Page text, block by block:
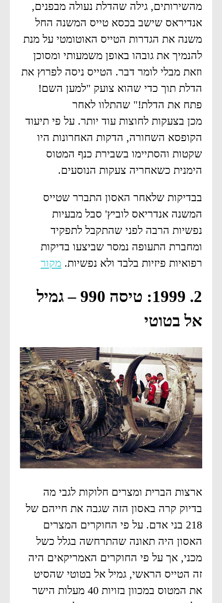
מהשירותים, גילה שהדלת נעולה מבפנים,
אנדיראס שישב בכסא טייס המשנה החל
משנה את הגדרות הטייס האוטומטי על מנת
להנמיך את גובהו באופן משמעותי ומסוכן
וזאת מבלי לומר דבר. הטייס ניסה לפרוץ את
הדלת תוך כדי שהוא צועק "למען השם!
פתח את הדלת!" שהתלוו לאחר
מכן בצעקות לחוצות עוד יותר. על פי תיעוד
הקופסא השחורה, הדקות האחרונות היו
שקטות והסתיימו בשבירת כנף המטוס
הימנית כשאחריה צעקות הנוסעים.
בבדיקות שלאחר האסון התברר שטייס
המשנה אנדריאס לוביץ' סבל מבעיות
נפשיות הרבה לפני שהתקבל לתפקיד
ומחברת התעופה נמסר שביצעו בדיקות
רפואיות פיזיות בלבד ולא נפשיות. מקור
2. 1999: טיסה 990 – גמיל
אל בטוטי
ארצות הברית ומצרים חלוקות לגבי מה
בדיוק קרה באסון הזה שגבה את חייהם של
218 בני אדם. על פי החוקרים המצרים
האסון היה תאונה שהתרחשה בגלל כשל
מכני, אך על פי החוקרים האמריקאים היה
זה הטייס הראשי, גמיל אל בטוטי שהסיט
את המטוס במכוון בזויות 40 מעלות הישר